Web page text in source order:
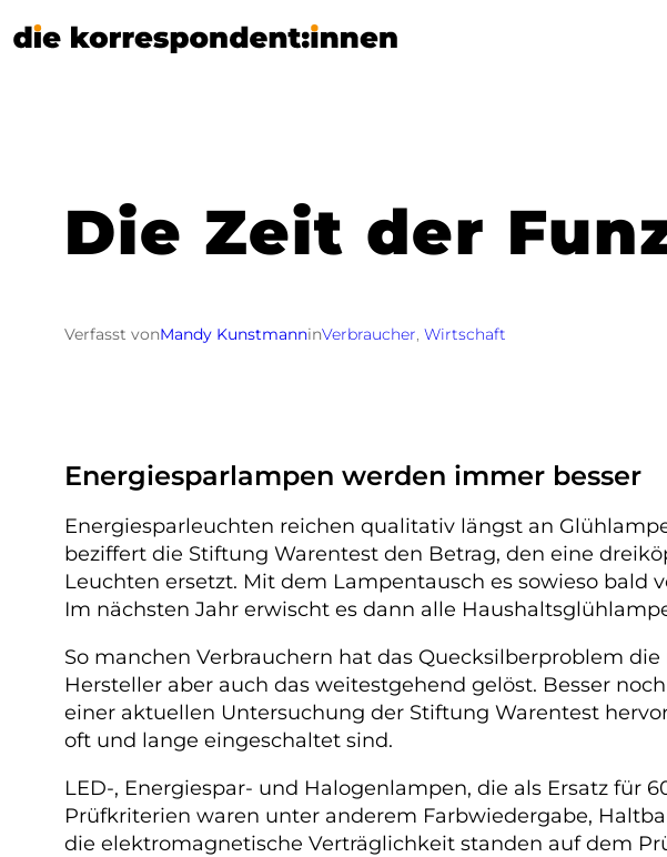
Die Zeit der
Verfasst vonMandy KunstmanninVerbraucher, Wirtschaft
Energiesparlampen werden immer besser
Energiesparleuchten reichen qualitativ längst an
beziffert die Stiftung Warentest den Betrag, den eine
Leuchten ersetzt. Mit dem Lampentausch es sowieso bald
Im nächsten Jahr erwischt es dann alle
So manchen Verbrauchern hat das Quecksilberproblem
Hersteller aber auch das weitestgehend gelöst. Besser
einer aktuellen Untersuchung der Stiftung Warentest
oft und lange eingeschaltet sind.
LED-, Energiespar- und Halogenlampen, die als Ersatz
Prüfkriterien waren unter anderem Farbwiedergabe,
die elektromagnetische Verträglichkeit standen auf dem